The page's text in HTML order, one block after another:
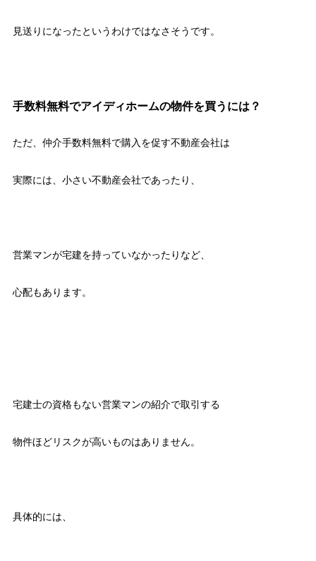
見送りになったというわけではなさそうです。
手数料無料でアイディホームの物件を買うには？
ただ、仲介手数料無料で購入を促す不動産会社は
実際には、小さい不動産会社であったり、
営業マンが宅建を持っていなかったりなど、
心配もあります。
宅建士の資格もない営業マンの紹介で取引する
物件ほどリスクが高いものはありません。
具体的には、